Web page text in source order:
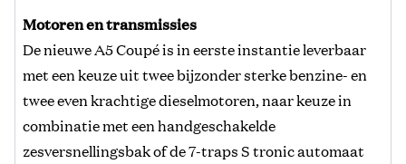
Motoren en transmissies
De nieuwe A5 Coupé is in eerste instantie leverbaar
met een keuze uit twee bijzonder sterke benzine- en
twee even krachtige dieselmotoren, naar keuze in
combinatie met een handgeschakelde
zesversnellingsbak of de 7-traps S tronic automaat